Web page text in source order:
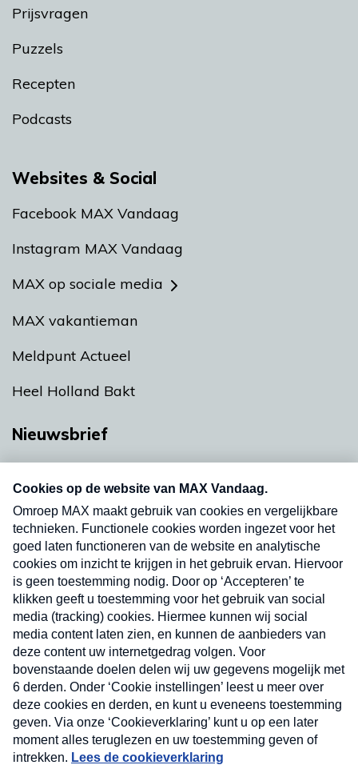
Prijsvragen
Puzzels
Recepten
Podcasts
Websites & Social
Facebook MAX Vandaag
Instagram MAX Vandaag
MAX op sociale media
MAX vakantieman
Meldpunt Actueel
Heel Holland Bakt
Nieuwsbrief
Neem hier een gratis abonnement op onze
nieuwsbrief. Elke vrijdag- en dinsdagochtend in
uw mailbox.
Verzend
Nieuwsbrief
Neem hier een gratis abonnement op onze
nieuwsbrief. Elke vrijdag- en dinsdagochtend in uw